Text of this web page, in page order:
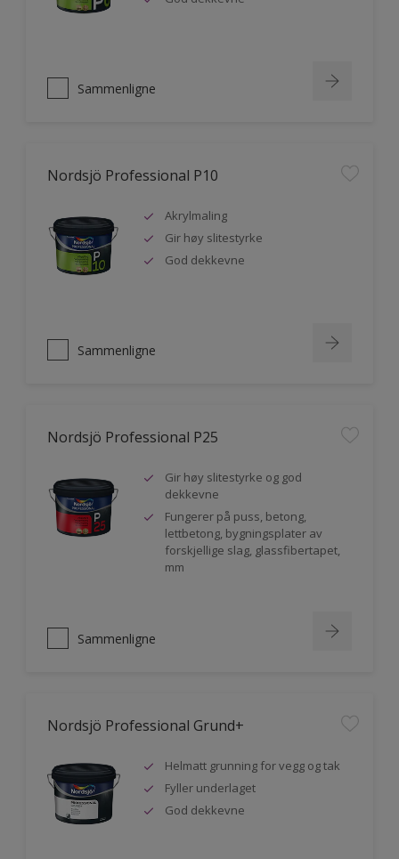
Sammenligne
Nordsjö Professional P10
Akrylmaling
Gir høy slitestyrke
God dekkevne
Sammenligne
Nordsjö Professional P25
Gir høy slitestyrke og god
dekkevne
Fungerer på puss, betong,
lettbetong, bygningsplater av
forskjellige slag, glassfibertapet,
mm
Sammenligne
Nordsjö Professional Grund+
Helmatt grunning for vegg og tak
Fyller underlaget
God dekkevne